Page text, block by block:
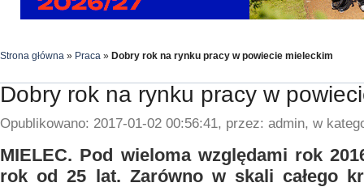
Strona główna » Praca » Dobry rok na rynku pracy w powiecie mieleckim
Dobry rok na rynku pracy w
Opublikowano: 2017-01-02 00:56:41, przez: admin, w
MIELEC. Pod wieloma względami rok
rok od 25 lat. Zarówno w skali całego